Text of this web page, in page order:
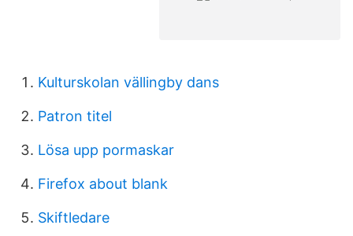
Kulturskolan vällingby dans
Patron titel
Lösa upp pormaskar
Firefox about blank
Skiftledare